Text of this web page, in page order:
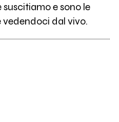
e sono le
vedendoci dal vivo.